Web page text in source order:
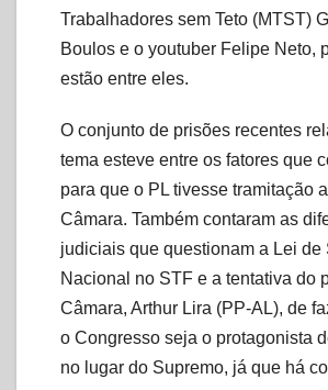
Trabalhadores sem Teto (MTST)
Boulos e o youtuber Felipe Neto,
estão entre eles.
O conjunto de prisões recentes
tema esteve entre os fatores que
para que o PL tivesse tramitação
Câmara. Também contaram as
judiciais que questionam a Lei de
Nacional no STF e a tentativa do
Câmara, Arthur Lira (PP-AL), de
o Congresso seja o protagonista
no lugar do Supremo, já que há